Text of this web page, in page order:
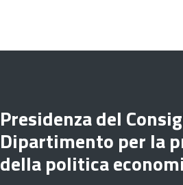
Presidenza del
Dipartimento per la
della politica